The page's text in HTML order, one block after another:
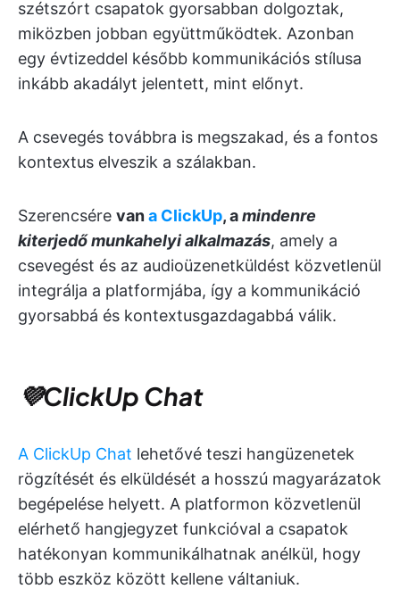
szétszórt csapatok gyorsabban dolgoztak,
miközben jobban együttműködtek. Azonban
egy évtizeddel később kommunikációs stílusa
inkább akadályt jelentett, mint előnyt.
A csevegés továbbra is megszakad, és a fontos
kontextus elveszik a szálakban.
Szerencsére vana ClickUp, amindenre
kiterjedő munkahelyi alkalmazás, amely a
csevegést és az audioüzenetküldést közvetlenül
integrálja a platformjába, így a kommunikáció
gyorsabbá és kontextusgazdagabbá válik.
💜ClickUp Chat
A ClickUp Chat lehetővé teszi hangüzenetek
rögzítését és elküldését a hosszú magyarázatok
begépelése helyett. A platformon közvetlenül
elérhető hangjegyzet funkcióval a csapatok
hatékonyan kommunikálhatnak anélkül, hogy
több eszköz között kellene váltaniuk.